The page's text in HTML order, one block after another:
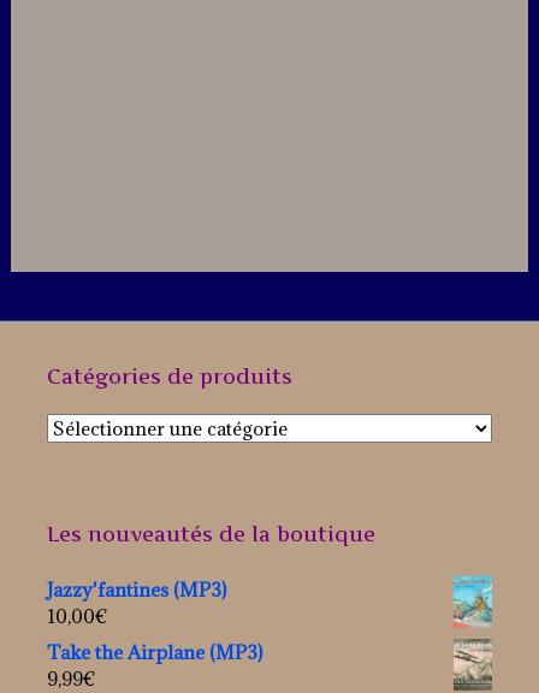
Catégories de produits
Les nouveautés de la boutique
Jazzy'fantines (MP3)
10,00€
Take the Airplane (MP3)
9,99€